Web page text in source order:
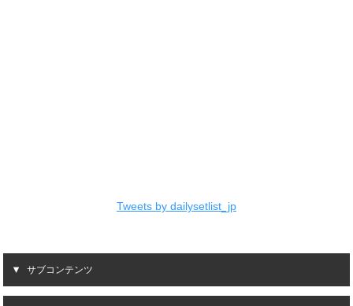
Tweets by dailysetlist_jp
サブコンテンツ